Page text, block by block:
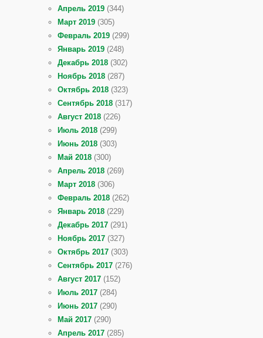
Апрель 2019 (344)
Март 2019 (305)
Февраль 2019 (299)
Январь 2019 (248)
Декабрь 2018 (302)
Ноябрь 2018 (287)
Октябрь 2018 (323)
Сентябрь 2018 (317)
Август 2018 (226)
Июль 2018 (299)
Июнь 2018 (303)
Май 2018 (300)
Апрель 2018 (269)
Март 2018 (306)
Февраль 2018 (262)
Январь 2018 (229)
Декабрь 2017 (291)
Ноябрь 2017 (327)
Октябрь 2017 (303)
Сентябрь 2017 (276)
Август 2017 (152)
Июль 2017 (284)
Июнь 2017 (290)
Май 2017 (290)
Апрель 2017 (285)